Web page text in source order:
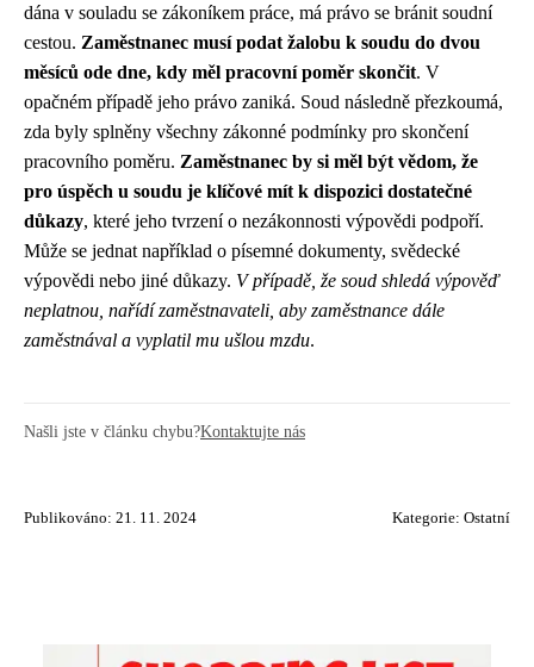
dána v souladu se zákoníkem práce, má právo se bránit soudní
cestou. Zaměstnanec musí podat žalobu k soudu do dvou
měsíců ode dne, kdy měl pracovní poměr skončit. V
opačném případě jeho právo zaniká. Soud následně přezkoumá,
zda byly splněny všechny zákonné podmínky pro skončení
pracovního poměru. Zaměstnanec by si měl být vědom, že
pro úspěch u soudu je klíčové mít k dispozici dostatečné
důkazy, které jeho tvrzení o nezákonnosti výpovědi podpoří.
Může se jednat například o písemné dokumenty, svědecké
výpovědi nebo jiné důkazy. V případě, že soud shledá výpověď
neplatnou, nařídí zaměstnavateli, aby zaměstnance dále
zaměstnával a vyplatil mu ušlou mzdu.
Našli jste v článku chybu?Kontaktujte nás
Publikováno: 21. 11. 2024 Kategorie: Ostatní